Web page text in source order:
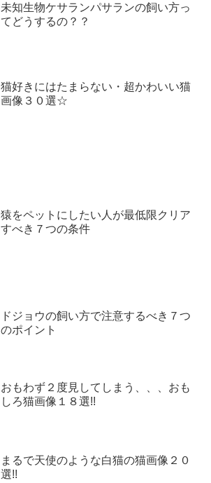
未知生物ケサランパサランの飼い方っ
てどうするの？？
猫好きにはたまらない・超かわいい猫
画像３０選☆
猿をペットにしたい人が最低限クリア
すべき７つの条件
ドジョウの飼い方で注意するべき７つ
のポイント
おもわず２度見してしまう、、、おも
しろ猫画像１８選!!
まるで天使のような白猫の猫画像２０
選!!